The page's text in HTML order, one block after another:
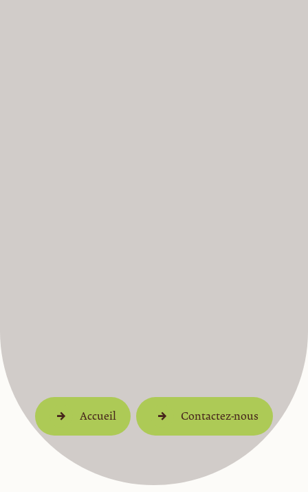
Accueil Contactez-nous